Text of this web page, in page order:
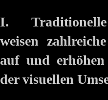
I.
weisen
auf und erhöhen
der visuellen